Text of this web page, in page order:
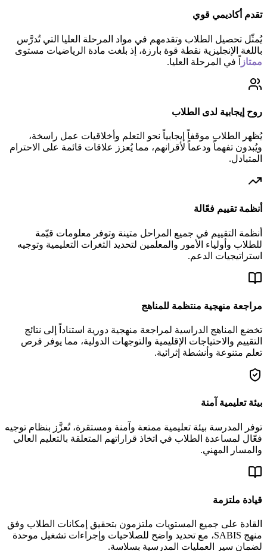
تقدم أكاديمي قوي
يُمثّل تحصيل الطلاب وتقدمهم في مواد المرحلة العليا التي تُدرَّس
باللغة الإنجليزية نقطة قوة بارزة، إذ بلغت مادة الرياضيات مستوى
ممتاز
اً في المرحلة العليا.
روح إيجابية لدى الطلاب
يُظهر الطلاب موقفاً إيجابياً نحو التعلم وأخلاقيات عمل راسخة،
ويُبدون تفهماً ودعماً لأقرانهم، مما يُعزز علاقات قائمة على الاحترام
المتبادل.
أنظمة تقييم فعّالة
أنظمة التقييم في جميع المراحل متينة وتوفر معلومات قيّمة
للطلاب وأولياء الأمور والمعلمين لتحديد الثغرات التعليمية وتوجيه
استراتيجيات الدعم.
مراجعة منهجية منتظمة للمناهج
تخضع المناهج الدراسية لمراجعة منهجية دورية استناداً إلى نتائج
التقييم والاحتياجات الإقليمية والتوجهات الدولية، مما يوفر فرص
تعلم متنوعة وأنشطة إثرائية.
بيئة تعليمية آمنة
توفر المدرسة بيئة تعليمية ممتعة وآمنة ومستقرة، تُعزَّز بنظام توجيه
فعّال لمساعدة الطلاب في اتخاذ قراراتهم المتعلقة بالتعليم العالي
والمسار المهني.
قيادة ملتزمة
القادة على جميع المستويات ملتزمون بتحقيق إمكانات الطلاب وفق
منهج SABIS، مع تحديد واضح للصلاحيات وإجراءات تشغيل موحدة
لضمان سير العمليات المدرسية بسلاسة.